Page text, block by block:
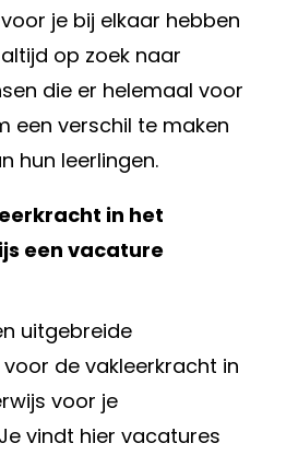
je bij elkaar hebben
op zoek naar
die er helemaal voor
een verschil te maken
hun leerlingen.
in het
een vacature
uitgebreide
de vakleerkracht in
voor je
vindt hier vacatures